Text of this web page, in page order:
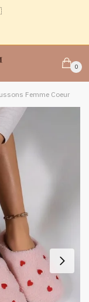
0
Femme Coeur